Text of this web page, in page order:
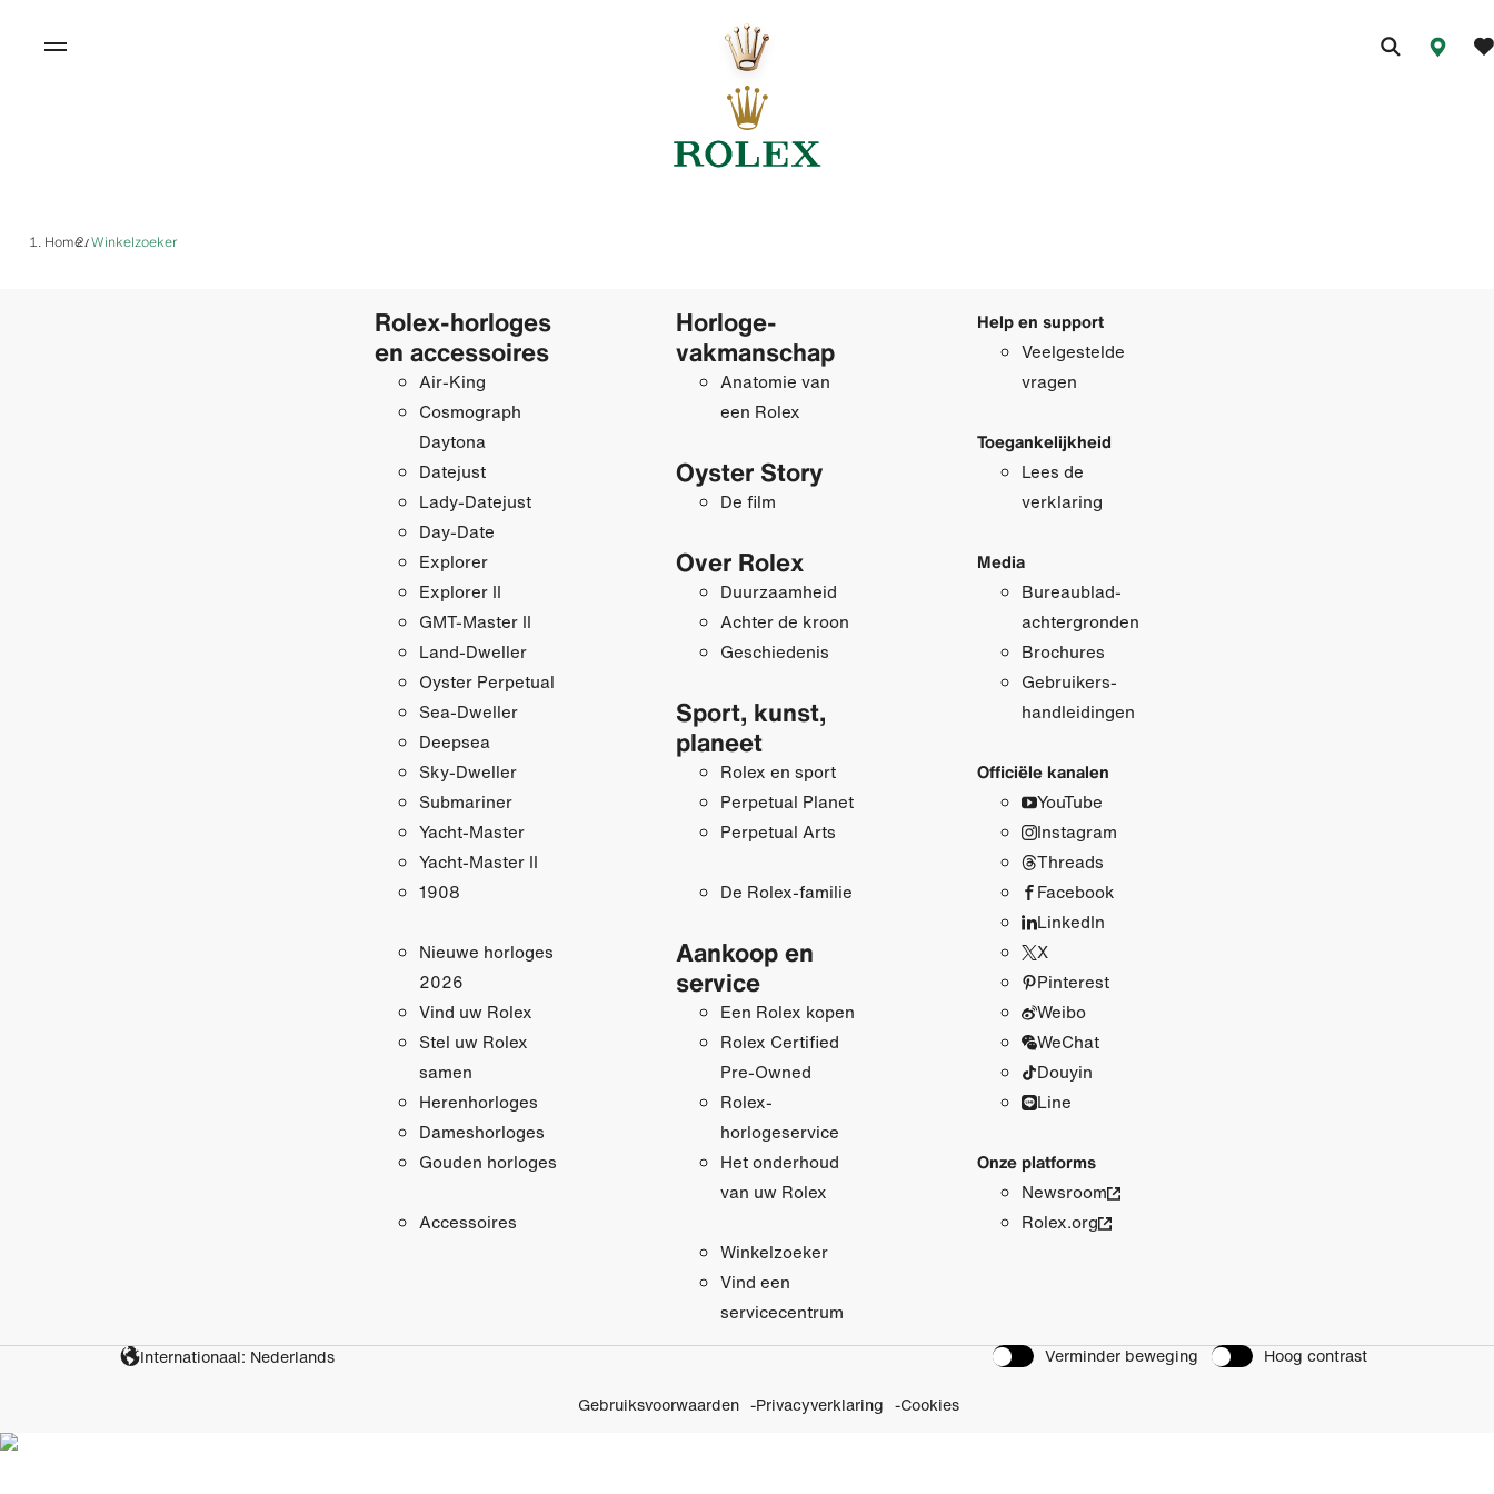
Home/Winkelzoeker
Rolex-horloges
en accessoires
Air-King
Cosmograph
Daytona
Datejust
Lady-Datejust
Day-Date
Explorer
Explorer II
GMT-Master II
Land-Dweller
Oyster Perpetual
Sea-Dweller
Deepsea
Sky-Dweller
Submariner
Yacht-Master
Yacht-Master II
1908
Nieuwe horloges
2026
Vind uw Rolex
Stel uw Rolex
samen
Herenhorloges
Dameshorloges
Gouden horloges
Accessoires
Horloge­
vakmanschap
Anatomie van
een Rolex
Oyster Story
De film
Over Rolex
Duurzaamheid
Achter de kroon
Geschiedenis
Sport, kunst,
planeet
Rolex en sport
Perpetual Planet
Perpetual Arts
De Rolex-familie
Aankoop en
service
Een Rolex kopen
Rolex Certified
Pre‑Owned
Rolex-
horlogeservice
Het onderhoud
van uw Rolex
Winkelzoeker
Vind een
servicecentrum
Help en support
Veelgestelde
vragen
Toegankelijkheid
Lees de
verklaring
Media
Bureaublad­
achtergronden
Brochures
Gebruikers­
handleidingen
Officiële kanalen
YouTube
Instagram
Threads
Facebook
LinkedIn
X
Pinterest
Weibo
WeChat
Douyin
Line
Onze platforms
Newsroom
Rolex.org
Internationaal: Nederlands Verminder beweging Hoog contrast
Gebruiksvoorwaarden Privacyverklaring Cookies